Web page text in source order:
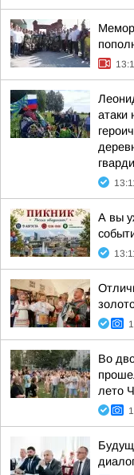
атаки
А вы
Во
лето